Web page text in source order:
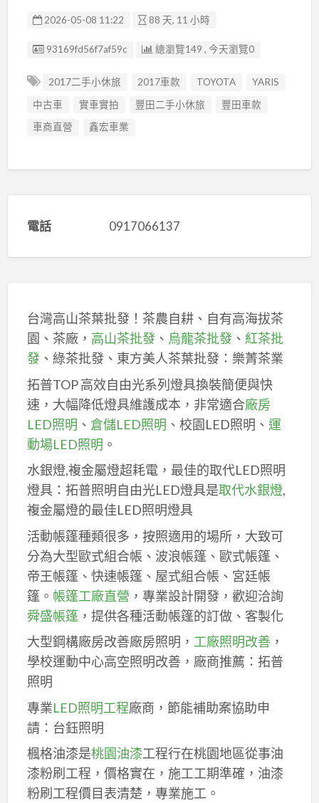
2026-05-08 11:22 88 天, 11 小時
廣告编號
93169fd56f7af59c 總瀏覽149 , 今天瀏覽0
2017二手小休旅 2017車款 TOYOTA
YARIS
中古車
實車實拍 豐田二手小休旅
豐田車款
車商直營
鑫宏車業
電話 0917066137
台灣高山茶葉批發！茶農自耕、自有高海拔茶
園、茶廠， 高山茶批發、 烏龍茶批發、 紅茶批
發、綠茶批發、東方美人茶葉批發：樂菁茶業
拓普TOP 高效自由光系列燈具換裝簡便與快
速，大幅降低燈具維護成本，非常適合廠房
LED照明 、 倉儲LED照明 、校園LED照明、 運
動場LED照明 。
水銀燈,複金屬燈超耗電，最佳的取代LED照明
燈具：拓普照明自由光LED燈具是取代水銀燈,
複金屬燈的最佳LED照明燈具
活動帳篷種類很多，按照適用的場所，大致可
分為大型歐式組合帳、波浪帳篷、歐式帳篷、
帝王帳篷、快速帳篷、屋式組合帳、宮廷帳
篷。 帳篷工廠直營 ，專業設計開發，歡迎洽詢
舜盛帳篷，提供各種活動帳篷的訂做、客製化
大型鋼構廠房改善廠房照明， 工廠照明改善，
學校運動中心高空照明改善，廠商推薦：拓普
照明
專業LED照明工程廠商，節能補助案協助申
請：台鈺照明
楓格油漆是桃園油漆工程行在桃園地區從事油
漆粉刷工程，價格實在，施工工期準確，油漆
粉刷工程價目表清楚，專業施工。